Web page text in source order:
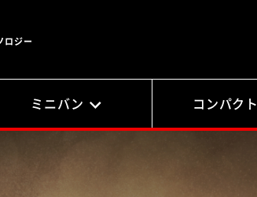
ロジー
ミニバン コンパクト